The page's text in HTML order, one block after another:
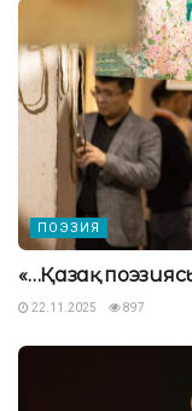
ПОЭЗИЯ
«…Қазақ
22.11.2025 897